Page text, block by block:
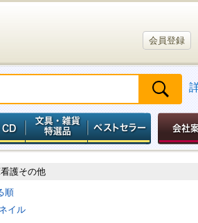
会員登録
護その他
順
イル